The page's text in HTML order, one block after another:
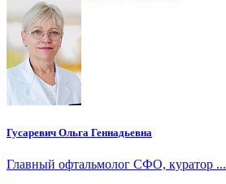
Гусаревич Ольга Геннадьевна
Главный офтальмолог СФО, куратор ...